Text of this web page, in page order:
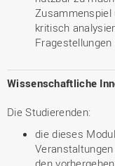
kritisch
Fragestellungen
Wissenschaftliche
Die Studierenden:
die dieses
den